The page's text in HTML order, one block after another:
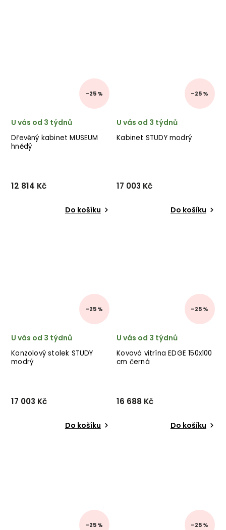
–25 %
Dřevěný kabinet MUSEUM
hnědý
U vás od 3 týdnů
12 814 Kč
Do košíku
–25 %
Kabinet STUDY modrý
U vás od 3 týdnů
17 003 Kč
Do košíku
–25 %
Konzolový stolek STUDY
modrý
U vás od 3 týdnů
17 003 Kč
Do košíku
–25 %
Kovová vitrína EDGE 150x100
cm černá
U vás od 3 týdnů
16 688 Kč
Do košíku
–25 % –25 %